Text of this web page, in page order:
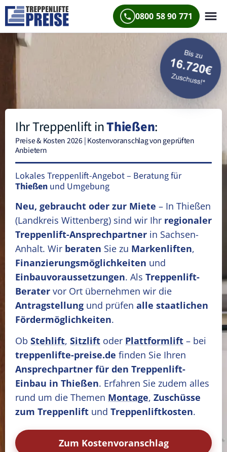
0800 58 90 771
Ihr Treppenlift inThießen:
Preise & Kosten 2026 | Kostenvoranschlag von geprüften
Anbietern
Lokales Treppenlift-Angebot – Beratung für
Thießen und Umgebung
Neu, gebraucht oder zur Miete – In Thießen
(Landkreis Wittenberg) sind wir Ihr regionaler
Treppenlift-Ansprechpartner in Sachsen-
Anhalt. Wir beraten Sie zu Markenliften,
Finanzierungsmöglichkeiten und
Einbauvoraussetzungen. Als Treppenlift-
Berater vor Ort übernehmen wir die
Antragstellung und prüfen alle staatlichen
Fördermöglichkeiten.
Ob Stehlift, Sitzlift oder Plattformlift – bei
treppenlifte-preise.de finden Sie Ihren
Ansprechpartner für den Treppenlift-
Einbau in Thießen. Erfahren Sie zudem alles
rund um die Themen Montage, Zuschüsse
zum Treppenlift und Treppenliftkosten.
Zum Kostenvoranschlag